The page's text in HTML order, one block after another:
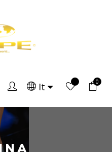
It 0